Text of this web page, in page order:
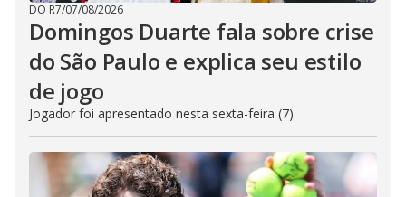
DO R7/07/08/2026
Domingos Duarte fala sobre crise
do São Paulo e explica seu estilo
de jogo
Jogador foi apresentado nesta sexta-feira (7)